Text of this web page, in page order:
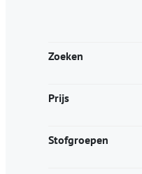
Zoeken
Prijs
Stofgroepen
kan
op
productpagina